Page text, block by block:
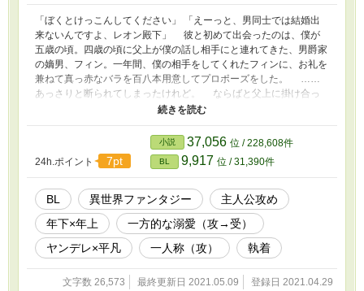
「ぼくとけっこんしてください」 「えーっと、男同士では結婚出
来ないんですよ、レオン殿下」 彼と初めて出会ったのは、僕が
五歳の頃。四歳の頃に父上が僕の話し相手にと連れてきた、男爵家
の嫡男、フィン。一年間、僕の相手をしてくれたフィンに、お礼を
兼ねて真っ赤なバラを百八本用意してプロポーズをした。 ……
あっさりと断られてしまったけれど。 ならばと父上に掛け合っ
て同性婚を認めさせる法律を作った。僕としては一年以内にそれを
敷きたかったが、なんやかんやで五年も掛かってしまった。 「こ
れで結婚出来ます！ 僕と結婚してください！」 「お互い未成年
でしょう？ 未成年は結婚出来ないんですよ」 ガーン、とショ
ックを受けた。その時、フィンは十五歳、僕は十歳。あと五年もす
ればフィンは結婚出来る年齢になる。対して僕はあと十年も掛か
る。僕はフィンにこう尋ねた。 「いつなら結婚出来ます
か……？」 あまりにも弱々しい声が出た。フィンは困ったよう
に眉を下げて、「そうですねぇ」と言葉を紡ぐ。 「殿下が成人し
て、その気持ちに変わりがなければ考えますね」 僕は、その言
葉を聞いて絶対にフィンをお嫁さんにしようと誓った。 そして
それから十年――……十年の間にフィンの家は没落してしまい、フ
ィンは辺境地で新しい生活を始めていた。 まるで僕から逃げる
24h.ポイント 7pt
小説 37,056 位 / 228,608件
BL 9,917 位 / 31,390件
BL 異世界ファンタジー
主人公攻め
年下×年上
一方的な溺愛（攻→受）
ヤンデレ×平凡
一人称（攻） 執着
文字数 26,573 最終更新日 2021.05.09 登録日 2021.04.29